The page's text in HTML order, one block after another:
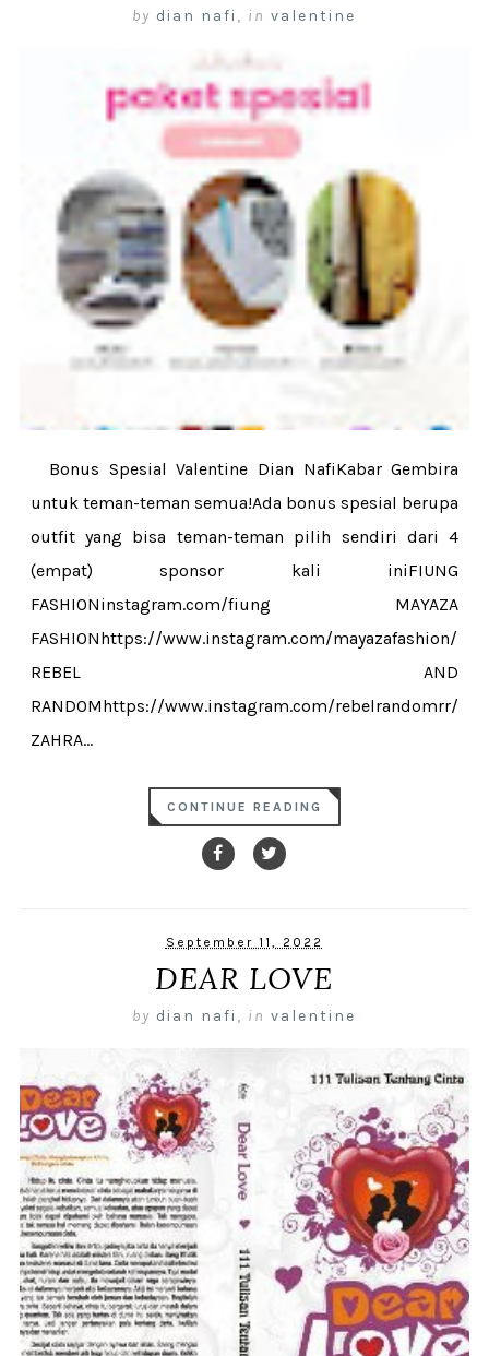
by dian nafi , in valentine
Bonus Spesial Valentine Dian NafiKabar Gembira
untuk teman-teman semua!Ada bonus spesial berupa
outfit yang bisa teman-teman pilih sendiri dari 4
(empat) sponsor kali iniFIUNG
FASHIONinstagram.com/fiung MAYAZA
FASHIONhttps://www.instagram.com/mayazafashion/
REBEL AND
RANDOMhttps://www.instagram.com/rebelrandomrr/
ZAHRA...
CONTINUE READING
September 11, 2022
DEAR LOVE
by dian nafi , in valentine